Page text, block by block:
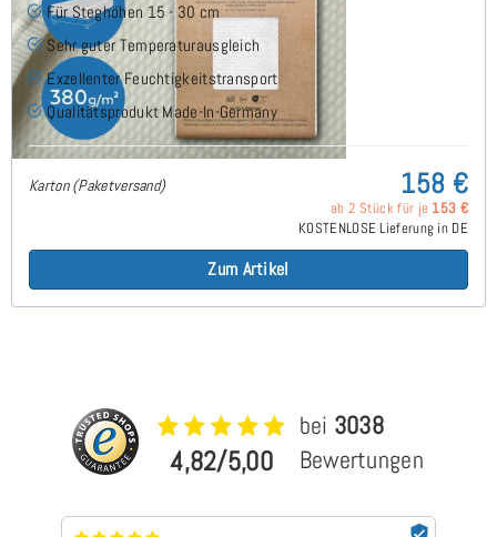
Für Steghöhen 15 - 30 cm
Sehr guter Temperaturausgleich
Exzellenter Feuchtigkeitstransport
Qualitätsprodukt Made-In-Germany
Karton (Paketversand) 158 €
ab 2 Stück für je 153 €
KOSTENLOSE Lieferung in DE
Zum Artikel
4,82/5,00
bei 3038
Bewertungen